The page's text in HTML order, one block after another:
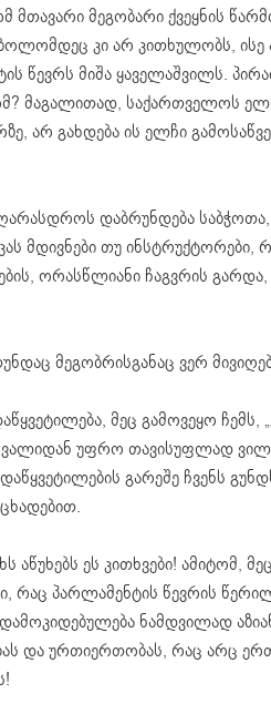
მთავარი მეგობარი ქვეყნის
კი არ კითხულობს, ისე
წევრს მიშა ყაველაშვილს.
მაგალითად, საქართველოს
არ გახდება ის ელჩი
დაბრუნდება
მდივნები თუ
ორასწლიანი ჩაგვრის გარდა,
მეგობრისგანაც ვერ
მეც გამოვეყო ჩემს,
უფრო თავისუფლად
გარეშე ჩვენს
ეს კითხვები! ამიტომ,
პარლამენტის წევრის
დამოკიდებულება ნამდვილად
და ურთიერთობას, რაც არც